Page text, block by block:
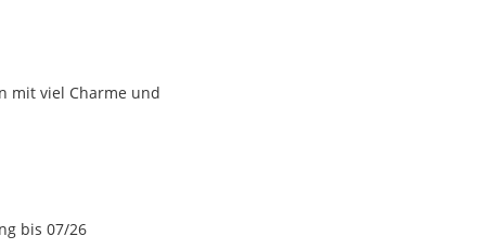
mit viel Charme und
bis 07/26